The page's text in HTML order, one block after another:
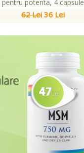
pentru potenta, 4 capsule
62 Lei 36 Lei